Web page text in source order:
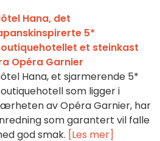
Hana, det
5*
et steinkast
Opéra Garnier
Hana, et sjarmerende 5*
som ligger i
av Opéra Garnier, har
som garantert vil falle
god smak. [Les mer]